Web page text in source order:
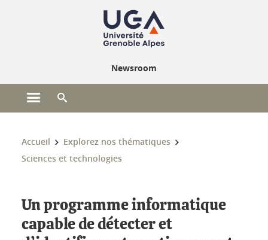
Newsroom
Ouvrir le menu principal
Vous êtes ici :
Accueil
Explorez nos thématiques
Sciences et technologies
Un programme informatique
capable de détecter et